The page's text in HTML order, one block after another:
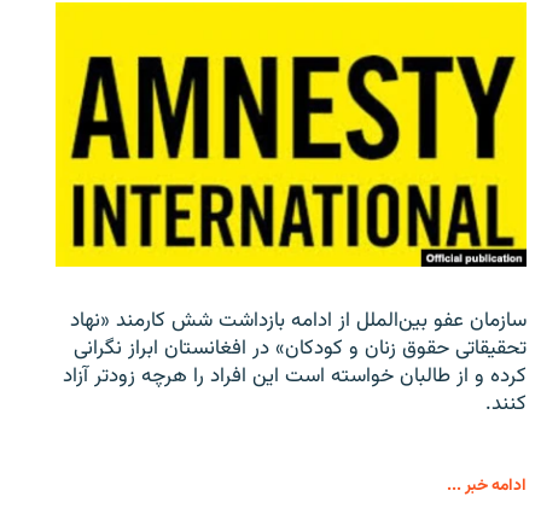
سازمان عفو بین‌الملل از ادامه بازداشت شش کارمند «نهاد
تحقیقاتی حقوق زنان و کودکان» در افغانستان ابراز نگرانی
کرده و از طالبان خواسته است این افراد را هرچه زودتر آزاد
کنند.
ادامه خبر ...